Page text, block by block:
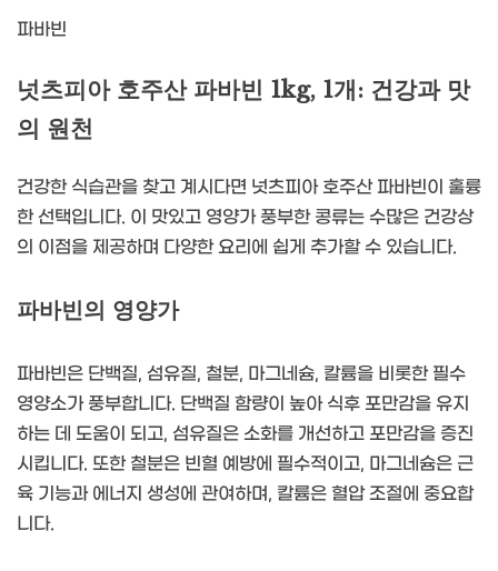
파바빈
넛츠피아 호주산 파바빈 1kg, 1개: 건강과 맛
의 원천
건강한 식습관을 찾고 계시다면 넛츠피아 호주산 파바빈이 훌륭
한 선택입니다. 이 맛있고 영양가 풍부한 콩류는 수많은 건강상
의 이점을 제공하며 다양한 요리에 쉽게 추가할 수 있습니다.
파바빈의 영양가
파바빈은 단백질, 섬유질, 철분, 마그네슘, 칼륨을 비롯한 필수
영양소가 풍부합니다. 단백질 함량이 높아 식후 포만감을 유지
하는 데 도움이 되고, 섬유질은 소화를 개선하고 포만감을 증진
시킵니다. 또한 철분은 빈혈 예방에 필수적이고, 마그네슘은 근
육 기능과 에너지 생성에 관여하며, 칼륨은 혈압 조절에 중요합
니다.